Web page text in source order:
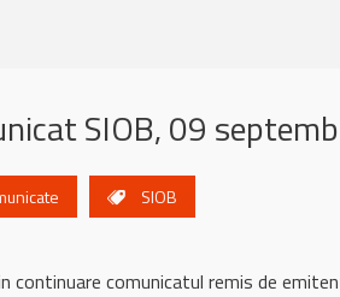
SIOB, 09
SIOB
continuare comunicatul remis de